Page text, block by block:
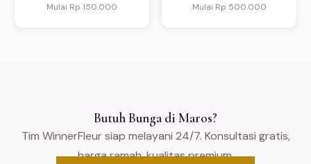
Mulai Rp 150.000 Mulai Rp 500.000
Butuh Bunga di Maros?
Tim WinnerFleur siap melayani 24/7. Konsultasi gratis,
harga ramah, kualitas premium.